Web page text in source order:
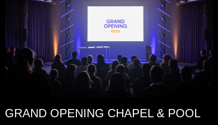
GRAND OPENING CHAPEL & POOL